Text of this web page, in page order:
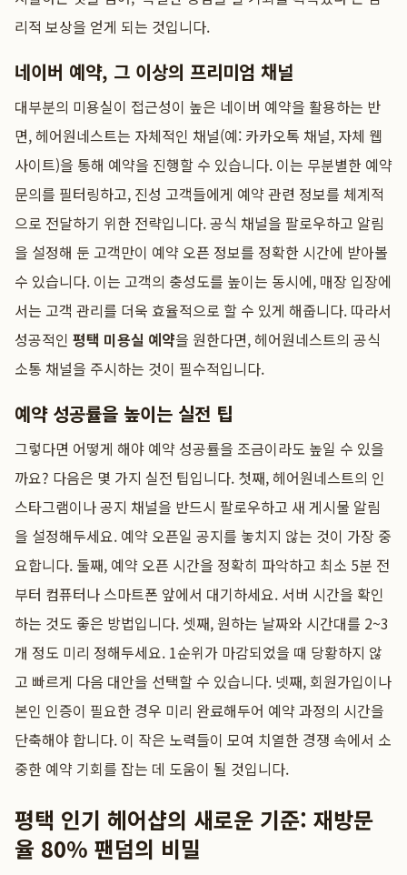
리적 보상을 얻게 되는 것입니다.
네이버 예약, 그 이상의 프리미엄 채널
대부분의 미용실이 접근성이 높은 네이버 예약을 활용하는 반
면, 헤어원네스트는 자체적인 채널(예: 카카오톡 채널, 자체 웹
사이트)을 통해 예약을 진행할 수 있습니다. 이는 무분별한 예약
문의를 필터링하고, 진성 고객들에게 예약 관련 정보를 체계적
으로 전달하기 위한 전략입니다. 공식 채널을 팔로우하고 알림
을 설정해 둔 고객만이 예약 오픈 정보를 정확한 시간에 받아볼
수 있습니다. 이는 고객의 충성도를 높이는 동시에, 매장 입장에
서는 고객 관리를 더욱 효율적으로 할 수 있게 해줍니다. 따라서
성공적인 평택 미용실 예약을 원한다면, 헤어원네스트의 공식
소통 채널을 주시하는 것이 필수적입니다.
예약 성공률을 높이는 실전 팁
그렇다면 어떻게 해야 예약 성공률을 조금이라도 높일 수 있을
까요? 다음은 몇 가지 실전 팁입니다. 첫째, 헤어원네스트의 인
스타그램이나 공지 채널을 반드시 팔로우하고 새 게시물 알림
을 설정해두세요. 예약 오픈일 공지를 놓치지 않는 것이 가장 중
요합니다. 둘째, 예약 오픈 시간을 정확히 파악하고 최소 5분 전
부터 컴퓨터나 스마트폰 앞에서 대기하세요. 서버 시간을 확인
하는 것도 좋은 방법입니다. 셋째, 원하는 날짜와 시간대를 2~3
개 정도 미리 정해두세요. 1순위가 마감되었을 때 당황하지 않
고 빠르게 다음 대안을 선택할 수 있습니다. 넷째, 회원가입이나
본인 인증이 필요한 경우 미리 완료해두어 예약 과정의 시간을
단축해야 합니다. 이 작은 노력들이 모여 치열한 경쟁 속에서 소
중한 예약 기회를 잡는 데 도움이 될 것입니다.
평택 인기 헤어샵의 새로운 기준: 재방문
율 80% 팬덤의 비밀